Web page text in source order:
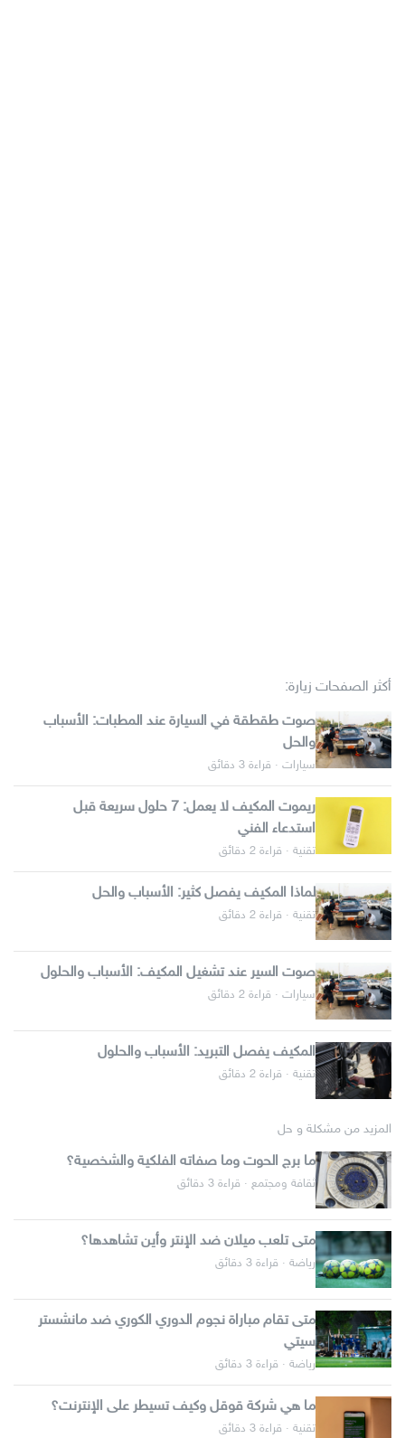
أكثر الصفحات زيارة:
صوت طقطقة في السيارة عند المطبات: الأسباب
والحل
سيارات · قراءة 3 دقائق
ريموت المكيف لا يعمل: 7 حلول سريعة قبل
استدعاء الفني
تقنية · قراءة 2 دقائق
لماذا المكيف يفصل كثير: الأسباب والحل
تقنية · قراءة 2 دقائق
صوت السير عند تشغيل المكيف: الأسباب والحلول
سيارات · قراءة 2 دقائق
المكيف يفصل التبريد: الأسباب والحلول
تقنية · قراءة 2 دقائق
المزيد من مشكلة و حل
ما برج الحوت وما صفاته الفلكية والشخصية؟
ثقافة ومجتمع · قراءة 3 دقائق
متى تلعب ميلان ضد الإنتر وأين تشاهدها؟
رياضة · قراءة 3 دقائق
متى تقام مباراة نجوم الدوري الكوري ضد مانشستر
سيتي
رياضة · قراءة 3 دقائق
ما هي شركة قوقل وكيف تسيطر على الإنترنت؟
تقنية · قراءة 3 دقائق